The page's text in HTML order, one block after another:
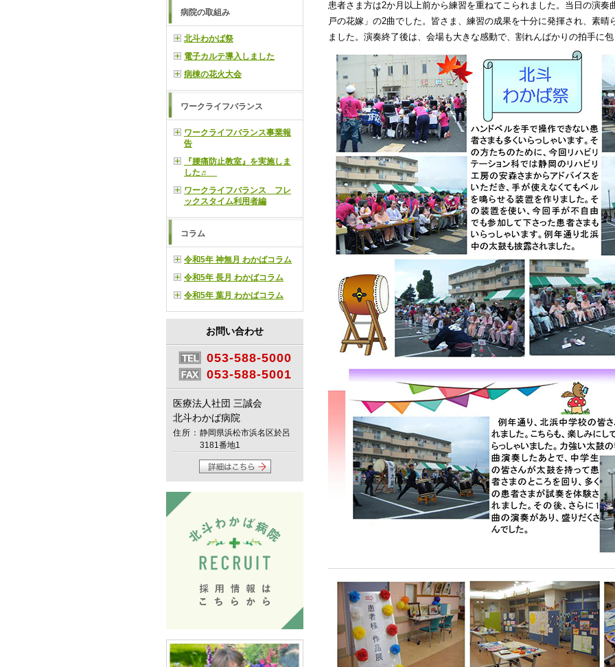
患者さま方は2か月以上前から練習を重ねてこられました。当日の演奏
戸の花嫁」の2曲でした。皆さま、練習の成果を十分に発揮され、素晴
ました。演奏終了後は、会場も大きな感動で、割れんばかりの拍手に
病院の取組み
北斗わかば祭
電子カルテ導入しました
病棟の花火大会
ワークライフバランス
ワークライフバランス事業報
告
『腰痛防止教室』を実施しま
した♬
ワークライフバランス フレ
ックスタイム利用者編
コラム
令和5年 神無月 わかばコラム
令和5年 長月 わかばコラム
令和5年 葉月 わかばコラム
お問い合わせ
053-588-5000
053-588-5001
医療法人社団 三誠会
北斗わかば病院
住所： 静岡県浜松市浜名区於呂
3181番地1